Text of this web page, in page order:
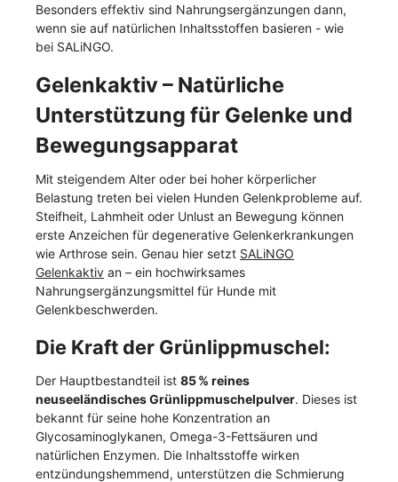
Besonders effektiv sind Nahrungsergänzungen dann,
wenn sie auf natürlichen Inhaltsstoffen basieren - wie
bei SALiNGO.
Gelenkaktiv – Natürliche
Unterstützung für Gelenke und
Bewegungsapparat
Mit steigendem Alter oder bei hoher körperlicher
Belastung treten bei vielen Hunden Gelenkprobleme auf.
Steifheit, Lahmheit oder Unlust an Bewegung können
erste Anzeichen für degenerative Gelenkerkrankungen
wie Arthrose sein. Genau hier setzt SALiNGO
Gelenkaktiv an – ein hochwirksames
Nahrungsergänzungsmittel für Hunde mit
Gelenkbeschwerden.
Die Kraft der Grünlippmuschel:
Der Hauptbestandteil ist 85 % reines
neuseeländisches Grünlippmuschelpulver. Dieses ist
bekannt für seine hohe Konzentration an
Glycosaminoglykanen, Omega-3-Fettsäuren und
natürlichen Enzymen. Die Inhaltsstoffe wirken
entzündungshemmend, unterstützen die Schmierung